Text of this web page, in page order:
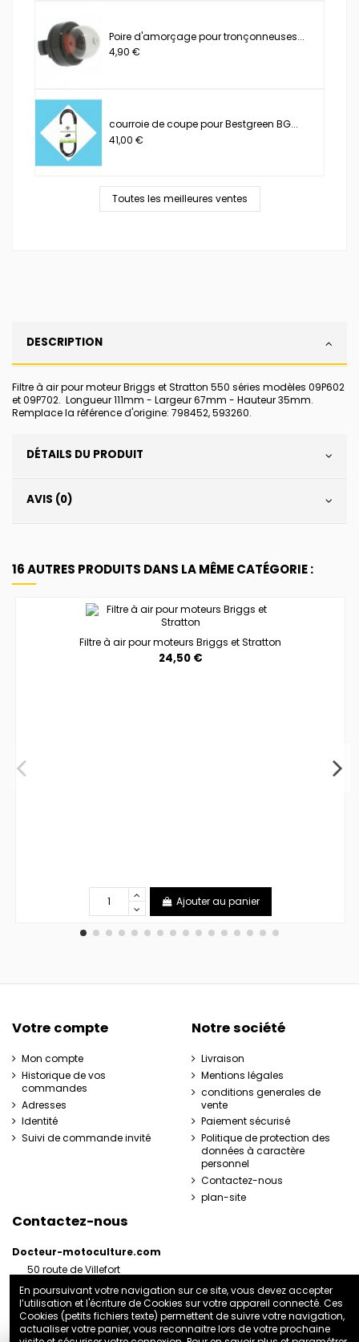
Poire d'amorçage pour tronçonneuses...
4,90 €
courroie de coupe pour Bestgreen BG...
41,00 €
Toutes les meilleures ventes
DESCRIPTION
Filtre à air pour moteur Briggs et Stratton 550 séries modèles 09P602
et 09P702. Longueur 111mm - Largeur 67mm - Hauteur 35mm.
Remplace la référence d'origine: 798452, 593260.
DÉTAILS DU PRODUIT
AVIS (0)
16 AUTRES PRODUITS DANS LA MÊME CATÉGORIE :
Filtre à air pour moteurs Briggs et Stratton
24,50 €
Ajouter au panier
Votre compte
Mon compte
Historique de vos
commandes
Adresses
Identité
Suivi de commande invité
Notre société
Livraison
Mentions légales
conditions generales de
vente
Paiement sécurisé
Politique de protection des
données à caractère
personnel
Contactez-nous
plan-site
Contactez-nous
Docteur-motoculture.com
50 route de Villefort
France
06 35 41 62 07
docteurmotoculture2@gmail.com
En poursuivant votre navigation sur ce site, vous devez accepter
l’utilisation et l'écriture de Cookies sur votre appareil connecté. Ces
Cookies (petits fichiers texte) permettent de suivre votre navigation,
actualiser votre panier, vous reconnaitre lors de votre prochaine